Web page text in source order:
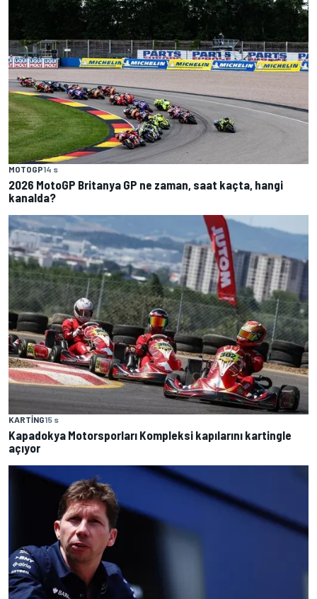
MOTOGP14 s
2026 MotoGP Britanya GP ne zaman, saat kaçta, hangi
kanalda?
KARTING15 s
Kapadokya Motorsporları Kompleksi kapılarını kartingle
açıyor